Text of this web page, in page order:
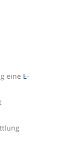
eine E-